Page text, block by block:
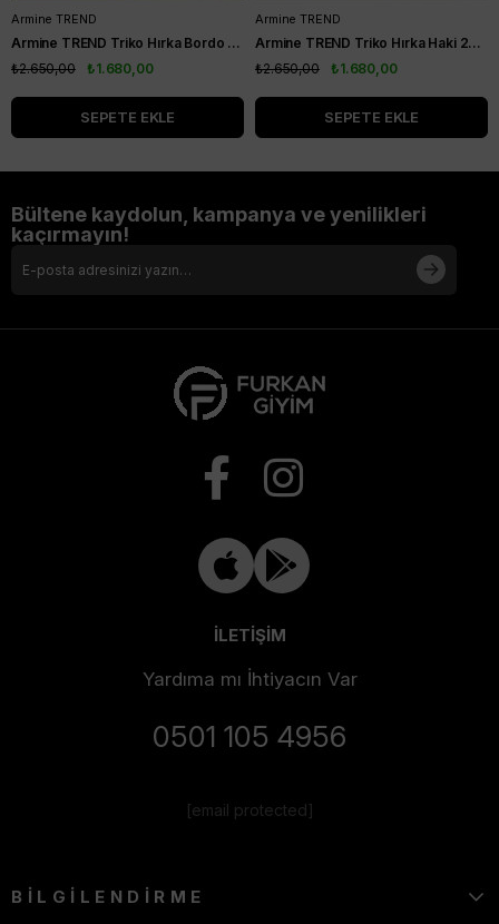
Armine TREND
Armine TREND Triko Hırka Bordo 24KTD501
₺1.680,00
₺2.650,00
SEPETE EKLE
Armine TREND
Armine TREND Triko Hırka Haki 24KTD502
₺1.680,00
₺2.650,00
SEPETE EKLE
Bültene kaydolun, kampanya ve yenilikleri
kaçırmayın!
İLETİŞİM
Yardıma mı İhtiyacın Var
0501 105 4956
[email protected]
BİLGİLENDİRME